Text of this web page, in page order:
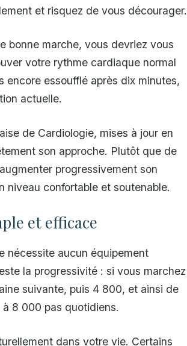
et risquez de vous décourager.
bonne marche, vous devriez vous
votre rythme cardiaque normal
encore essoufflé après dix minutes,
actuelle.
de Cardiologie, mises à jour en
son approche. Plutôt que de
progressivement son
niveau confortable et soutenable.
et efficace
nécessite aucun équipement
la progressivité : si vous marchez
suivante, puis 4 800, et ainsi de
8 000 pas quotidiens.
dans votre vie. Certains